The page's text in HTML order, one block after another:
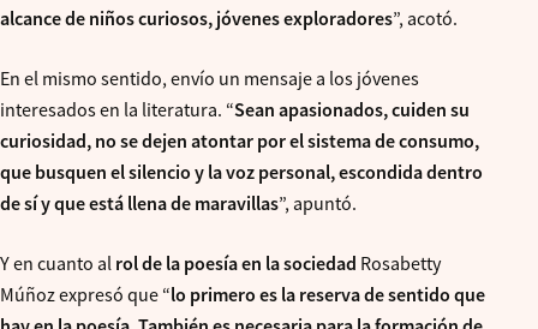
alcance de niños curiosos, jóvenes exploradores”, acotó.
En el mismo sentido, envío un mensaje a los jóvenes
interesados en la literatura. “Sean apasionados, cuiden su
curiosidad, no se dejen atontar por el sistema de consumo,
que busquen el silencio y la voz personal, escondida dentro
de sí y que está llena de maravillas”, apuntó.
Y en cuanto al rol de la poesía en la sociedad Rosabetty
Múñoz expresó que “lo primero es la reserva de sentido que